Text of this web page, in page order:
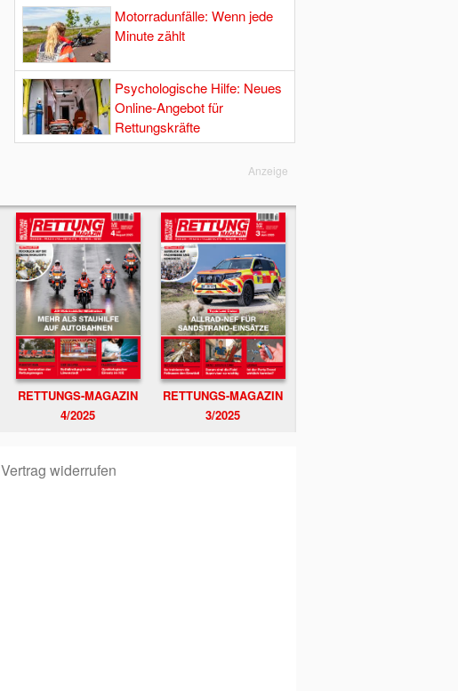
Motorradunfälle: Wenn jede
Minute zählt
Psychologische Hilfe: Neues
Online-Angebot für
Rettungskräfte
Anzeige
RETTUNGS-MAGAZIN
4/2025
RETTUNGS-MAGAZIN
3/2025
Vertrag widerrufen